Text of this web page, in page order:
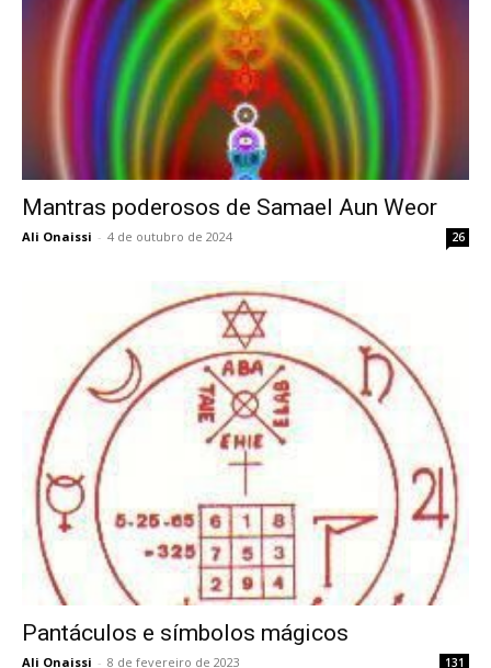
Mantras poderosos de Samael Aun Weor
Ali Onaissi - 4 de outubro de 2024 26
Pantáculos e símbolos mágicos
Ali Onaissi - 8 de fevereiro de 2023 131